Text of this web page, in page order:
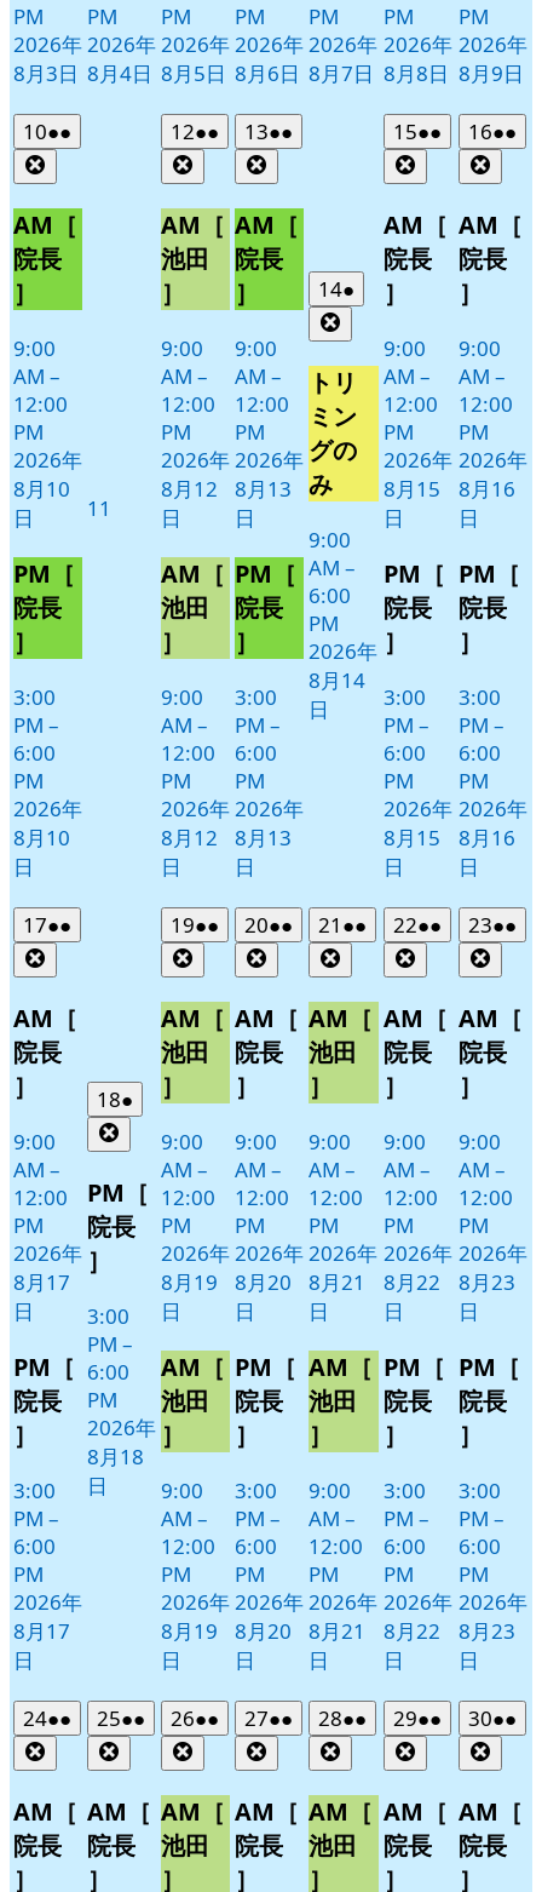
PM
2026年
8月3日
PM
2026年
8月4日
PM
2026年
8月5日
PM
2026年
8月6日
PM
2026年
8月7日
PM
2026年
8月8日
PM
2026年
8月9日
102026
年
8
月
10
日
●●
件
イ
ベ
ト)
AM［
院長
］
9:00
AM –
12:00
PM
2026年
8月10
日
PM［
院長
］
3:00
PM –
6:00
PM
2026年
8月10
日
11
122026
年
8
月
12
日
●●
件
の
イ
ベ
ン
ト)
AM［
池田
］
9:00
AM –
12:00
PM
2026年
8月12
日
AM［
池田
］
9:00
AM –
12:00
PM
2026年
8月12
日
132026
年
8
月
13
日
●●
件
イ
ベ
ン
ト)
AM［
院長
］
9:00
AM –
12:00
PM
2026年
8月13
日
PM［
院長
］
3:00
PM –
6:00
PM
2026年
8月13
日
142026
年
8
月
14
日
●
件
イ
ト)
トリ
ミン
グの
み
9:00
AM –
6:00
PM
2026年
8月14
日
152026
年
8
月
15
日
●●
件
の
イ
ベ
ン
ト)
AM［
院長
］
9:00
AM –
12:00
PM
2026年
8月15
日
PM［
院長
］
3:00
PM –
6:00
PM
2026年
8月15
日
162026
年
8
月
16
日
●●
件
イ
ベ
AM［
院長
］
9:00
AM –
12:00
PM
2026年
8月16
日
PM［
院長
］
3:00
PM –
6:00
PM
2026年
8月16
日
172026
年
8
月
17
日
●●
件
イ
ベ
AM［
院長
］
9:00
AM –
12:00
PM
2026年
8月17
日
PM［
院長
］
3:00
PM –
6:00
PM
2026年
8月17
日
182026
年
8
月
18
日
●
件
イ
ベ
ン
Close
PM［
院長
］
3:00
PM –
6:00
PM
2026年
8月18
日
192026
年
8
月
19
日
●●
件
の
イ
ベ
ン
ト)
AM［
池田
］
9:00
AM –
12:00
PM
2026年
8月19
日
AM［
池田
］
9:00
AM –
12:00
PM
2026年
8月19
日
202026
年
8
月
20
日
●●
件
の
イ
ベ
ン
ト)
AM［
院長
］
9:00
AM –
12:00
PM
2026年
8月20
日
PM［
院長
］
3:00
PM –
6:00
PM
2026年
8月20
日
21 2026
年
8
月
21
日
●●
件
の
イ
ベ
ン
ト)
AM［
池田
］
9:00
AM –
12:00
PM
2026年
8月21
日
AM［
池田
］
9:00
AM –
12:00
PM
2026年
8月21
日
222026
年
8
月
22
日
●●
件
の
イ
ベ
ン
ト)
AM［
院長
］
9:00
AM –
12:00
PM
2026年
8月22
日
PM［
院長
］
3:00
PM –
6:00
PM
2026年
8月22
日
232026
年
8
月
23
日
●●
件
イ
ベ
AM［
院長
］
9:00
AM –
12:00
PM
2026年
8月23
日
PM［
院長
］
3:00
PM –
6:00
PM
2026年
8月23
日
242026
年
8
月
24
日
●●
件
の
イ
ベ
ン
AM［
院長
］
252026
年
8
月
25
日
●●
件
の
イ
ベ
ン
AM［
院長
］
262026
年
8
月
26
日
●●
件
の
イ
ベ
ン
AM［
池田
］
272026
年
8
月
27
日
●●
件
の
イ
ベ
ン
AM［
院長
］
282026
年
8
月
28
日
●●
件
の
イ
ベ
ン
AM［
池田
］
292026
年
8
月
29
日
●●
件
の
イ
ベ
ン
AM［
院長
］
302026
年
8
月
30
日
●●
件
イ
ベ
AM［
院長
］